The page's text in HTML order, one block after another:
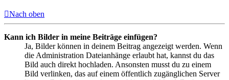
Nach oben
Kann ich Bilder in meine Beiträge einfügen?
Ja, Bilder können in deinem Beitrag angezeigt werden. Wenn
die Administration Dateianhänge erlaubt hat, kannst du das
Bild auch direkt hochladen. Ansonsten musst du zu einem
Bild verlinken, das auf einem öffentlich zugänglichen Server